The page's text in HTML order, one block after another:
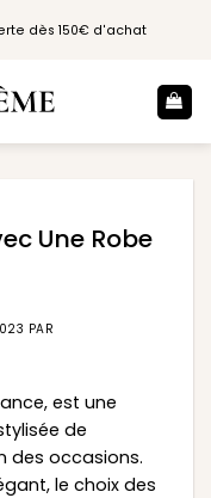
dès 150€ d'achat
Une Robe
PAR
est une
de
des occasions.
le choix des